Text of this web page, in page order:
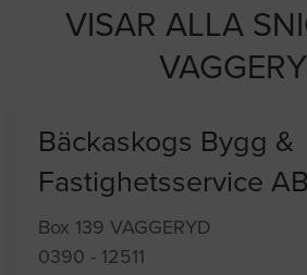
VISAR ALLA
Bäckaskogs Bygg &
Fastighetsservice AB
Box 139 VAGGERYD
0390 - 12511